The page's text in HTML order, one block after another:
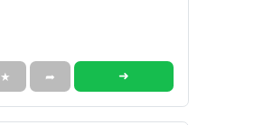
★ ➦ ➜